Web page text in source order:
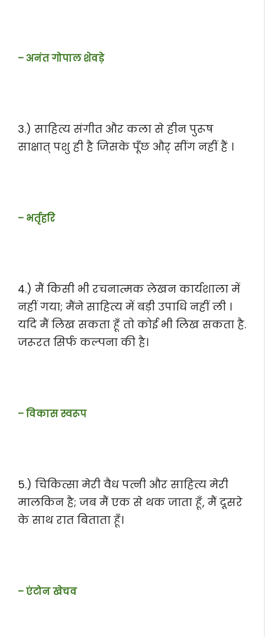
– अनंत गोपाल शेवड़े
3.) साहित्य संगीत और कला से हीन पुरूष
साक्षात् पशु ही है जिसके पूँछ और् सींग नहीं हैं ।
– भर्तृहरि
4.) मैं किसी भी रचनात्मक लेखन कार्यशाला में
नहीं गया; मैंने साहित्य में बड़ी उपाधि नहीं ली ।
यदि मैं लिख सकता हूँ तो कोई भी लिख सकता है.
जरूरत सिर्फ कल्पना की है।
– विकास स्वरूप
5.) चिकित्सा मेरी वैध पत्नी और साहित्य मेरी
मालकिन है; जब मैं एक से थक जाता हूँ, मैं दूसरे
के साथ रात बिताता हूँ।
– एंटोन खेचव